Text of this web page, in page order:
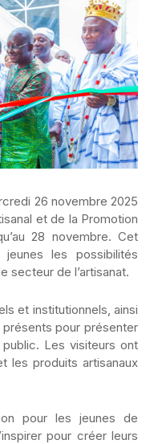
26 novembre 2025
et de la Promotion
28 novembre. Cet
les possibilités
secteur de l’artisanat.
et institutionnels, ainsi
pour présenter
Les visiteurs ont
les produits artisanaux
pour les jeunes de
pour créer leurs